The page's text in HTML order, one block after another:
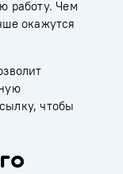
работу. Чем
окажутся
чтобы